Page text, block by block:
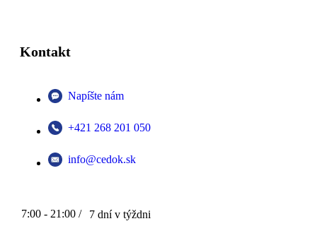
Kontakt
Napíšte nám
+421 268 201 050
info@cedok.sk
7:00 - 21:00 / 7 dní v týždni